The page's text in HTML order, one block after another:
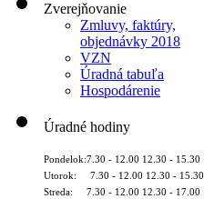
Zverejňovanie
Zmluvy, faktúry,
objednávky 2018
VZN
Úradná tabuľa
Hospodárenie
Úradné hodiny
Pondelok:7.30 - 12.00 12.30 - 15.30
Utorok: 7.30 - 12.00 12.30 - 15.30
Streda: 7.30 - 12.00 12.30 - 17.00